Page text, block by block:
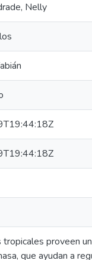
Nelly
proveen
que ayudan a